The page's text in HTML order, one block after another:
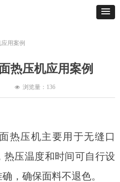
热压机应用案例
压机主要用于无缝口
压温度和时间可自行设
，确保面料不退色。
用案例
넶 浏览量： 136